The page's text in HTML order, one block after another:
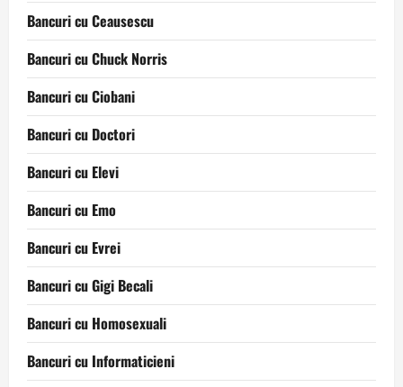
Bancuri cu Ceausescu
Bancuri cu Chuck Norris
Bancuri cu Ciobani
Bancuri cu Doctori
Bancuri cu Elevi
Bancuri cu Emo
Bancuri cu Evrei
Bancuri cu Gigi Becali
Bancuri cu Homosexuali
Bancuri cu Informaticieni